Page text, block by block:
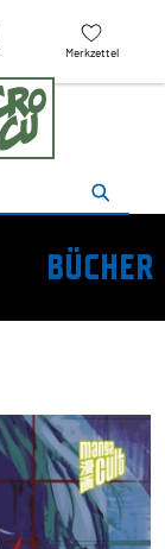
Merkzettel
BÜCHER